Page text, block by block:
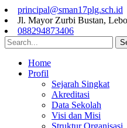
principal@sman17plg.sch.id
Jl. Mayor Zurbi Bustan,
088294873406
Home
Profil
Sejarah Singkat
Akreditasi
Data Sekolah
Visi dan Misi
Struktur Organisasi